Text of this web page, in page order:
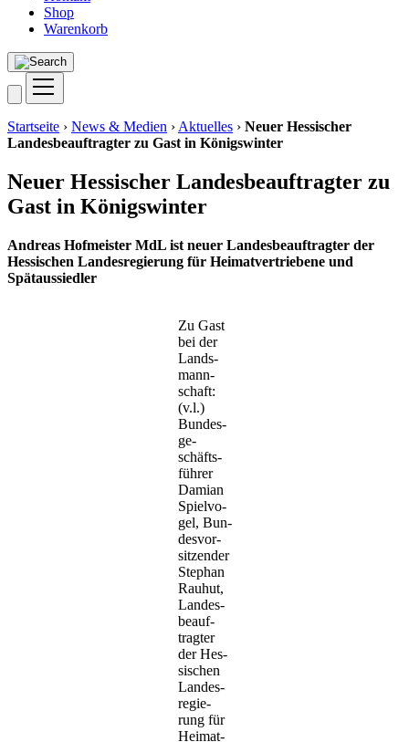
Shop
Warenkorb
Startseite › News & Medien › Aktuelles › Neuer Hessischer
Landesbeauftragter zu Gast in Königswinter
Neuer Hessischer Landesbeauftragter zu
Gast in Königswinter
Andre­as Hof­meis­ter MdL ist neu­er Lan­des­be­auf­trag­ter der
Hes­si­schen Lan­des­re­gie­rung für Hei­mat­ver­trie­be­ne und
Spätaussiedler
Zu Gast
bei der
Lands­
mann­
schaft:
(v.l.)
Bun­des­
ge­
schäfts­
füh­rer
Dami­an
Spiel­vo­
gel, Bun­
des­vor­
sit­zen­der
Ste­phan
Rau­hut,
Lan­des­
be­auf­
trag­ter
der Hes­
si­schen
Lan­des­
re­gie­
rung für
Hei­mat­